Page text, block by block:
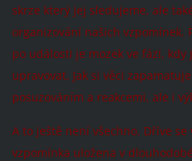
skrze který jej sledujeme, ale
organizování našich
po události je mozek ve fázi,
upravovat. Jak si věci
posuzováním a reakcemi, ale i
A to ještě není všechno. Dříve
vzpomínka uložena v